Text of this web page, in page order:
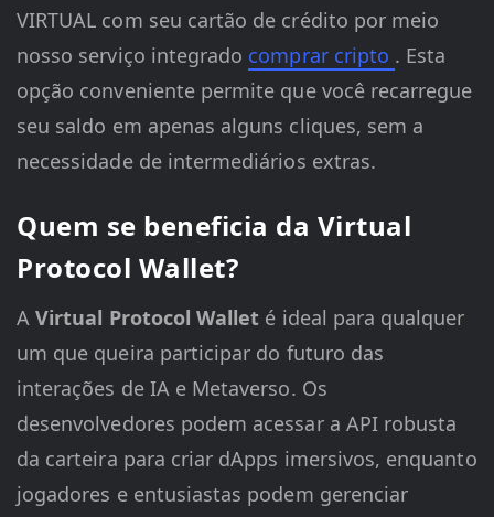
VIRTUAL com seu cartão de crédito por meio
nosso serviço integrado comprar cripto . Esta
opção conveniente permite que você recarregue
seu saldo em apenas alguns cliques, sem a
necessidade de intermediários extras.
Quem se beneficia da Virtual
Protocol Wallet?
AVirtual Protocol Wallet é ideal para qualquer
um que queira participar do futuro das
interações de IA e Metaverso. Os
desenvolvedores podem acessar a API robusta
da carteira para criar dApps imersivos, enquanto
jogadores e entusiastas podem gerenciar